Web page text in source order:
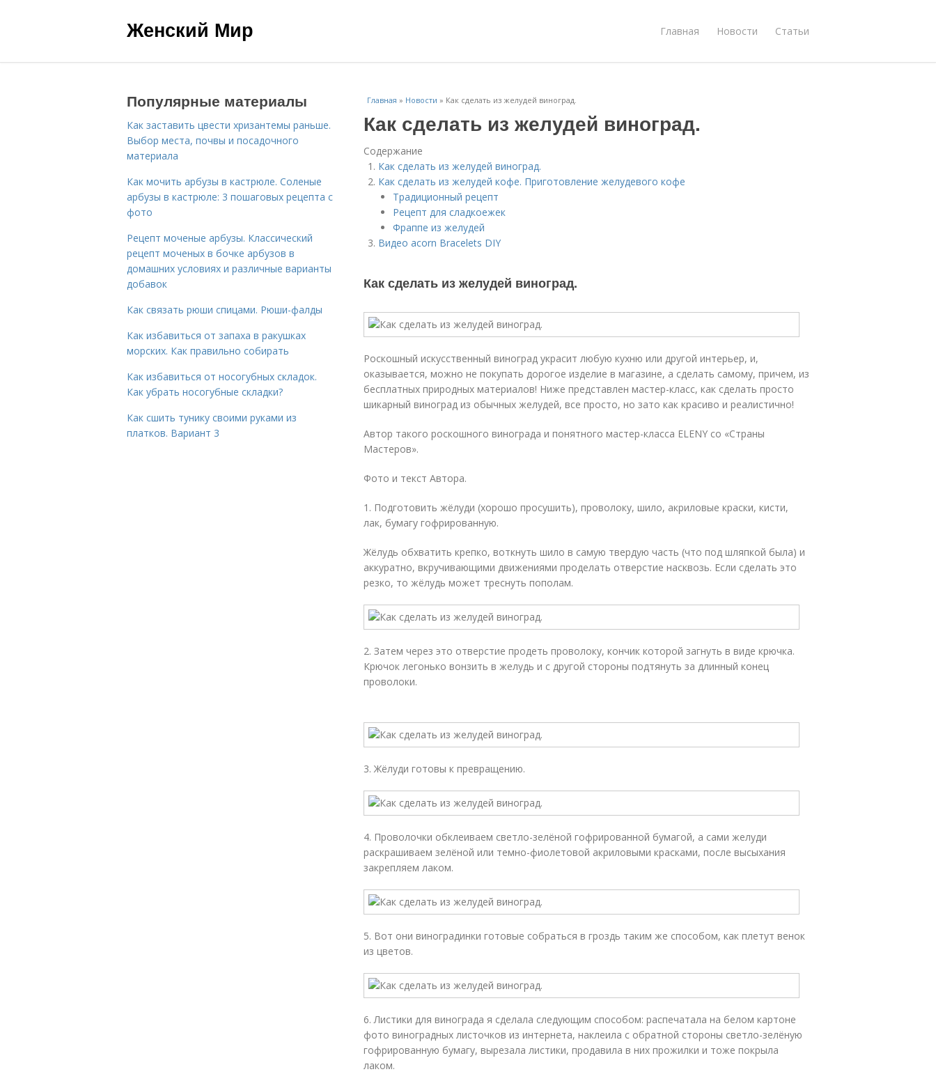
Женский Мир Главная Новости Статьи
Главная » Новости » Как сделать из желудей виноград.
Как сделать из желудей виноград.
Содержание
Как сделать из желудей виноград.
Как сделать из желудей кофе. Приготовление желудевого кофе
Традиционный рецепт
Рецепт для сладкоежек
Фраппе из желудей
Видео acorn Bracelets DIY
Как сделать из желудей виноград.
Роскошный искусственный виноград украсит любую кухню или другой интерьер, и,
оказывается, можно не покупать дорогое изделие в магазине, а сделать самому, причем, из
бесплатных природных материалов! Ниже представлен мастер-класс, как сделать просто
шикарный виноград из обычных желудей, все просто, но зато как красиво и реалистично!
Автор такого роскошного винограда и понятного мастер-класса ELENY со «Страны
Мастеров».
Фото и текст Автора.
1. Подготовить жёлуди (хорошо просушить), проволоку, шило, акриловые краски, кисти,
лак, бумагу гофрированную.
Жёлудь обхватить крепко, воткнуть шило в самую твердую часть (что под шляпкой была) и
аккуратно, вкручивающими движениями проделать отверстие насквозь. Если сделать это
резко, то жёлудь может треснуть пополам.
2. Затем через это отверстие продеть проволоку, кончик которой загнуть в виде крючка.
Крючок легонько вонзить в желудь и с другой стороны подтянуть за длинный конец
проволоки.
3. Жёлуди готовы к превращению.
4. Проволочки обклеиваем светло-зелёной гофрированной бумагой, а сами желуди
раскрашиваем зелёной или темно-фиолетовой акриловыми красками, после высыхания
закрепляем лаком.
5. Вот они виноградинки готовые собраться в гроздь таким же способом, как плетут венок
из цветов.
6. Листики для винограда я сделала следующим способом: распечатала на белом картоне
фото виноградных листочков из интернета, наклеила с обратной стороны светло-зелёную
гофрированную бумагу, вырезала листики, продавила в них прожилки и тоже покрыла
лаком.
Популярные материалы
Как заставить цвести хризантемы раньше.
Выбор места, почвы и посадочного
материала
Как мочить арбузы в кастрюле. Соленые
арбузы в кастрюле: 3 пошаговых рецепта с
фото
Рецепт моченые арбузы. Классический
рецепт моченых в бочке арбузов в
домашних условиях и различные варианты
добавок
Как связать рюши спицами. Рюши-фалды
Как избавиться от запаха в ракушках
морских. Как правильно собирать
Как избавиться от носогубных складок.
Как убрать носогубные складки?
Как сшить тунику своими руками из
платков. Вариант 3